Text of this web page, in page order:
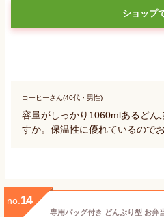
ショップ
コーヒーさん(40代・男性)
容量がしっかり1060mlあるどん
すか。保温性に優れているので
no. 14